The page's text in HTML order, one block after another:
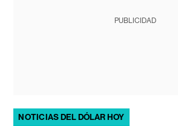
PUBLICIDAD
NOTICIAS DEL DÓLAR HOY